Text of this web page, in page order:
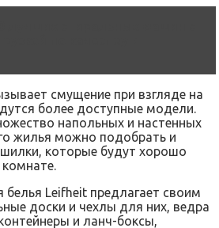
смущение при взгляде на
более доступные модели.
напольных и настенных
жилья можно подобрать и
которые будут хорошо
Leifheit предлагает своим
доски и чехлы для них, ведра
и ланч-боксы,